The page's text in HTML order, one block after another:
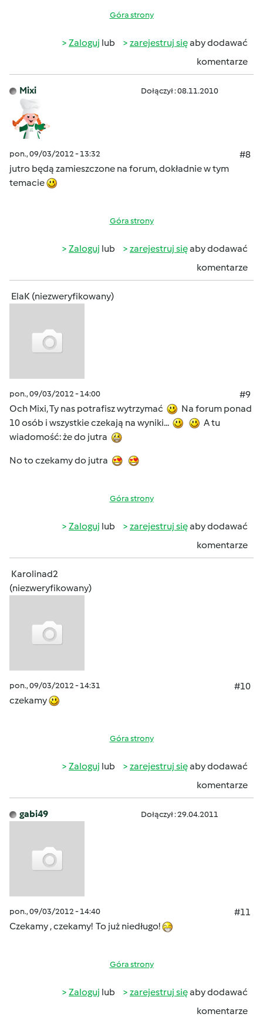
Góra strony
Zaloguj lub zarejestruj sięaby dodawać
komentarze
Mixi Dołączył : 08.11.2010
pon., 09/03/2012 - 13:32
#8
jutro będą zamieszczone na forum, dokładnie w tym
temacie
Góra strony
Zaloguj lub zarejestruj sięaby dodawać
komentarze
ElaK (niezweryfikowany)
pon., 09/03/2012 - 14:00
#9
Och Mixi, Ty nas potrafisz wytrzymać
Na forum ponad
10 osób i wszystkie czekają na wyniki...
A tu
wiadomość: że do jutra
No to czekamy do jutra
Góra strony
Zaloguj lub zarejestruj sięaby dodawać
komentarze
Karolinad2
(niezweryfikowany)
pon., 09/03/2012 - 14:31
#10
czekamy
Góra strony
Zaloguj lub zarejestruj sięaby dodawać
komentarze
gabi49 Dołączył : 29.04.2011
pon., 09/03/2012 - 14:40
#11
Czekamy , czekamy! To już niedługo!
Góra strony
Zaloguj lub zarejestruj sięaby dodawać
komentarze